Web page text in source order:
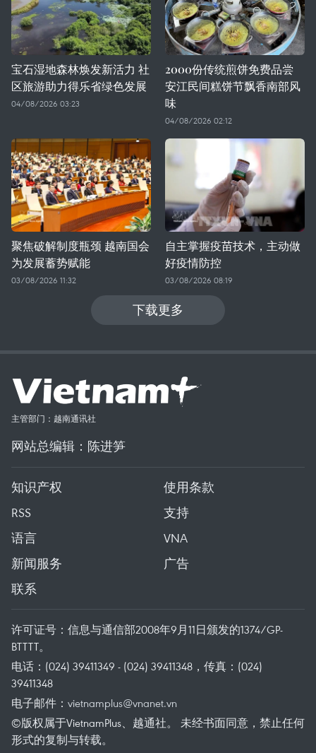
宝石湿地森林焕发新活力 社
区旅游助力得乐省绿色发展
04/08/2026 03:23
2000份传统煎饼免费品尝
安江民间糕饼节飘香南部风
味
04/08/2026 02:12
聚焦破解制度瓶颈 越南国会
为发展蓄势赋能
03/08/2026 11:32
自主掌握疫苗技术，主动做
好疫情防控
03/08/2026 08:19
下载更多
主管部门：越南通讯社
网站总编辑：陈进笋
知识产权
使用条款
RSS
支持
语言
VNA
新闻服务
广告
联系
许可证号：信息与通信部2008年9月11日颁发的1374/GP-
BTTTT。
电话：(024) 39411349 - (024) 39411348，传真：(024)
39411348
电子邮件： vietnamplus@vnanet.vn
©版权属于VietnamPlus、越通社。 未经书面同意，禁止任何
形式的复制与转载。